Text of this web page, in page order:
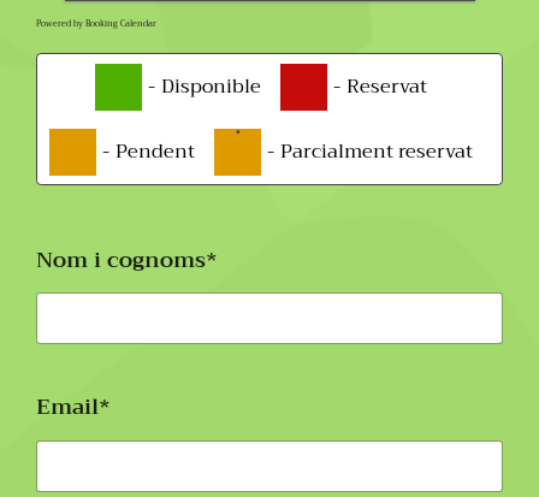
Powered byBooking Calendar
- Disponible - Reservat
-Pendent · -Parcialment reservat
Nom i cognoms*
Email*